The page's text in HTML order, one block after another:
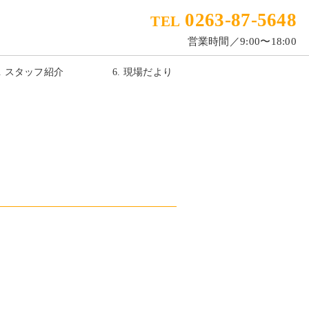
TEL 0263-87-5648
営業時間／9:00〜18:00
スタッフ紹介 6. 現場だより